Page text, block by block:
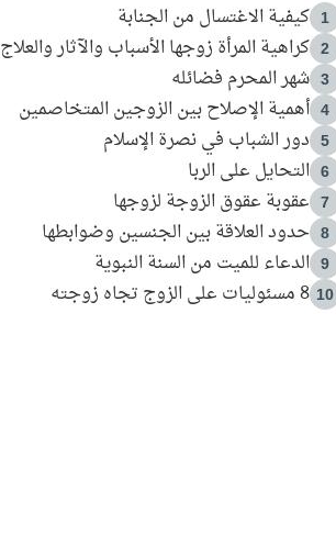
1 كيفية الاغتسال من الجنابة
2 كراهية المرأة زوجها الأسباب والآثار والعلاج
3 شهر المحرم فضائله
4 أهمية الإصلاح بين الزوجين المتخاصمين
5 دور الشباب في نصرة الإسلام
6 التحايل على الربا
7 عقوبة عقوق الزوجة لزوجها
8 حدود العلاقة بين الجنسين وضوابطها
9 الدعاء للميت من السنة النبوية
10 8 مسئوليات على الزوج تجاه زوجته